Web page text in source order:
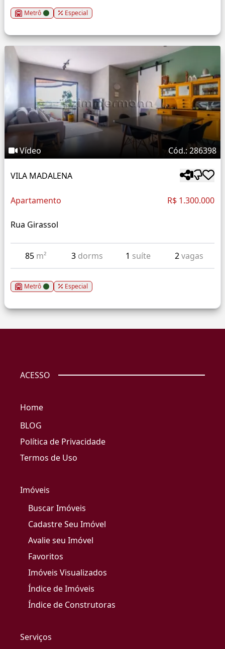
Metrô Especial
Vídeo Cód.: 286398
VILA MADALENA
Apartamento R$ 1.300.000
Rua Girassol
85 m² 3 dorms 1 suíte 2vagas
Metrô Especial
ACESSO
Home
BLOG
Política de Privacidade
Termos de Uso
Imóveis
Buscar Imóveis
Cadastre Seu Imóvel
Avalie seu Imóvel
Favoritos
Imóveis Visualizados
Índice de Imóveis
Índice de Construtoras
Serviços